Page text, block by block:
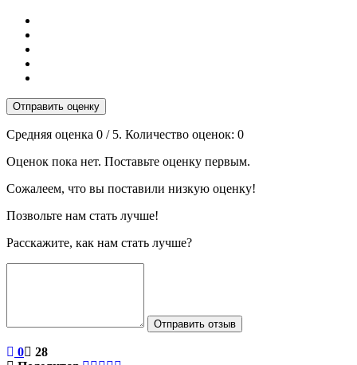
Отправить оценку
Средняя оценка 0 / 5. Количество оценок: 0
Оценок пока нет. Поставьте оценку первым.
Сожалеем, что вы поставили низкую оценку!
Позвольте нам стать лучше!
Расскажите, как нам стать лучше?
Отправить отзыв
0
28